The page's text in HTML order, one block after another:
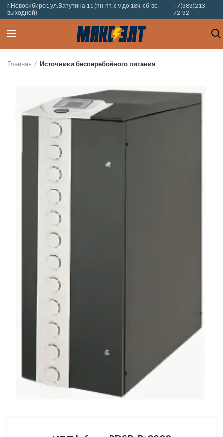
г.Новосибирск, ул.Ватутина 11 (пн-пт: с 9 до 18ч, сб-вс:
выходной)
+7(383)213-
72-32
Главная Источники бесперебойного питания